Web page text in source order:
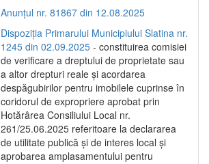
Anunțul nr. 81867 din 12.08.2025
Dispoziția Primarului Municipiului Slatina nr.
1245 din 02.09.2025 - constituirea comisiei
de verificare a dreptului de proprietate sau
a altor drepturi reale și acordarea
despăgubirilor pentru imobilele cuprinse în
coridorul de expropriere aprobat prin
Hotărârea Consiliului Local nr.
261/25.06.2025 referitoare la declararea
de utilitate publică și de interes local și
aprobarea amplasamentului pentru